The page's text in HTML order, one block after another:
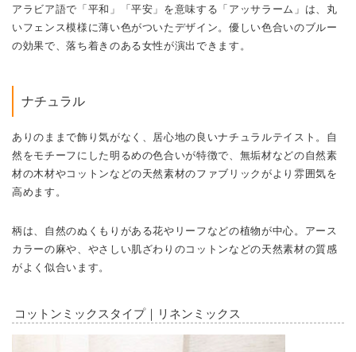
アラビア語で「平和」「平安」を意味する「アッサラーム」は、丸
いフェンス模様に薄い色がついたデザイン。優しい色合いのブルー
の効果で、落ち着きのある女性が演出できます。
ナチュラル
ありのままで飾り気がなく、居心地の良いナチュラルテイスト。自
然をモチーフにした明るめの色合いが特徴で、無垢材などの自然素
材の木材やコットンなどの天然素材のファブリックがより雰囲気を
高めます。
柄は、自然のぬくもりがある花やリーフなどの植物が中心。アース
カラーの麻や、やさしい肌ざわりのコットンなどの天然素材の質感
がよく似合います。
コットンミックスタイプ｜リネンミックス